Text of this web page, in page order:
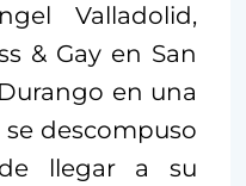
Valladolid,
& Gay en San
en una
descompuso
llegar a su